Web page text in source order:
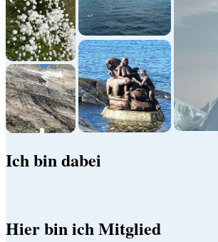
Ich bin dabei
Hier bin ich Mitglied